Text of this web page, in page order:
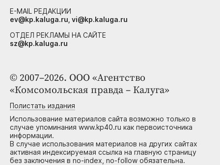
© 2007–2026. ООО «Агентство
«Комсомольская правда – Калуга»
Полистать издания
Использование материалов сайта возможно только в
случае упоминания www.kp40.ru как первоисточника
информации.
В случае использования материалов на других сайтах
активная индексируемая ссылка на главную страницу
без заключения в no-index, no-follow обязательна.
E-MAIL РЕДАКЦИИ
ev@kp.kaluga.ru, vi@kp.kaluga.ru
ОТДЕЛ РЕКЛАМЫ НА САЙТЕ
sz@kp.kaluga.ru